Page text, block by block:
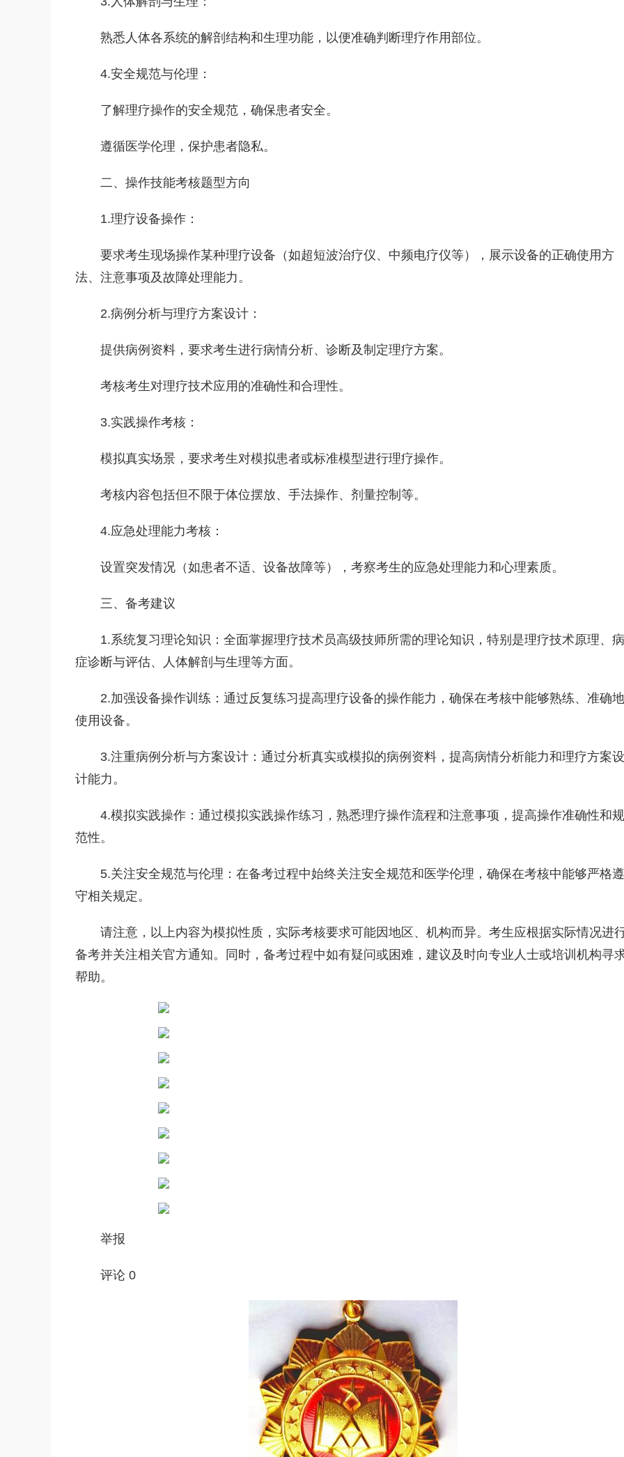
熟悉人体各系统的解剖结构和生理功能，‌以便准确判断理疗作用部位。‌
4.安全规范与伦理：‌
了解理疗操作的安全规范，‌确保患者安全。‌
遵循医学伦理，‌保护患者隐私。‌
二、‌操作技能考核题型方向
1.理疗设备操作：‌
要求考生现场操作某种理疗设备（‌如超短波治疗仪、‌中频电疗仪等）‌，‌展示设备的正确使用方
法、‌注意事项及故障处理能力。‌
2.病例分析与理疗方案设计：‌
提供病例资料，‌要求考生进行病情分析、‌诊断及制定理疗方案。‌
考核考生对理疗技术应用的准确性和合理性。‌
3.实践操作考核：‌
模拟真实场景，‌要求考生对模拟患者或标准模型进行理疗操作。‌
考核内容包括但不限于体位摆放、‌手法操作、‌剂量控制等。‌
4.应急处理能力考核：‌
设置突发情况（‌如患者不适、‌设备故障等）‌，‌考察考生的应急处理能力和心理素质。‌
三、‌备考建议
1.系统复习理论知识：‌全面掌握理疗技术员高级技师所需的理论知识，‌特别是理疗技术原理、‌病
症诊断与评估、‌人体解剖与生理等方面。‌
2.加强设备操作训练：‌通过反复练习提高理疗设备的操作能力，‌确保在考核中能够熟练、‌准确地
使用设备。‌
3.注重病例分析与方案设计：‌通过分析真实或模拟的病例资料，‌提高病情分析能力和理疗方案设
计能力。‌
4.模拟实践操作：‌通过模拟实践操作练习，‌熟悉理疗操作流程和注意事项，‌提高操作准确性和规
范性。‌
5.关注安全规范与伦理：‌在备考过程中始终关注安全规范和医学伦理，‌确保在考核中能够严格遵
守相关规定。‌
请注意，‌以上内容为模拟性质，‌实际考核要求可能因地区、‌机构而异。‌考生应根据实际情况进
备考并关注相关官方通知。‌同时，‌备考过程中如有疑问或困难，‌建议及时向专业人士或培训机构寻
帮助。‌
举报
评论 0